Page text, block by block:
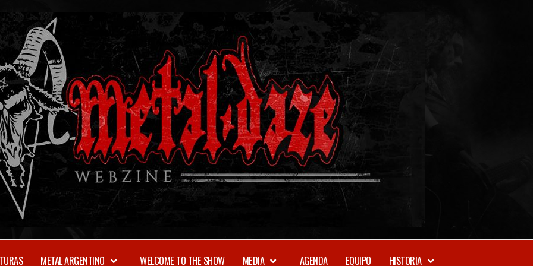
METAL ARGENTINO WELCOME TO THE SHOW MEDIA AGENDA EQUIPO HISTORIA